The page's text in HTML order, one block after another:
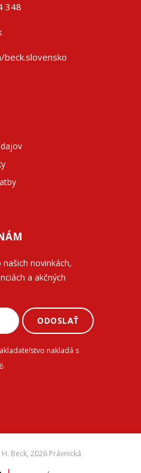
348
beck.slovensko
novinkách,
a akčných
ODOSLAŤ
nakladá s
.
Beck, 2026 Právnická